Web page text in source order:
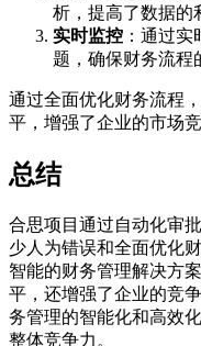
析，提高了数据的
实时监控 ：通过
题，确保财务流程
通过全面优化财务流程
平，增强了企业的市场竞
总结
合思项目通过自动化审
少人为错误和全面优化
智能的财务管理解决方
平，还增强了企业的竞
务管理的智能化和高效
整体竞争力。